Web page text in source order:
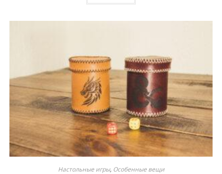
Настольные игры, Особенные вещи